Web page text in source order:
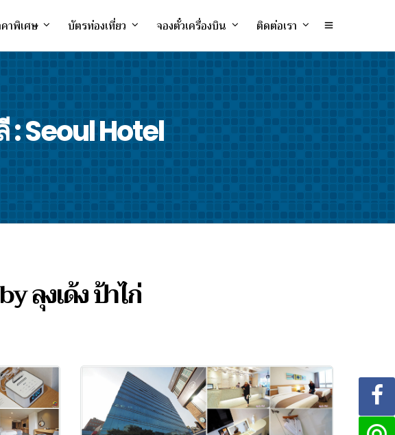
าพิเศษ บัตรท่องเที่ยว จองตั๋วเครื่องบิน ติดต่อเรา
: Seoul Hotel
ลุงเด้ง ป้าไก่